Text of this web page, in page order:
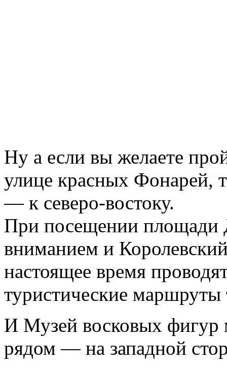
Ну а если вы желаете
улице красных Фонарей,
— к северо-востоку.
При посещении площади
вниманием и
настоящее время
туристические маршруты
И Музей восковых фигур
рядом — на западной